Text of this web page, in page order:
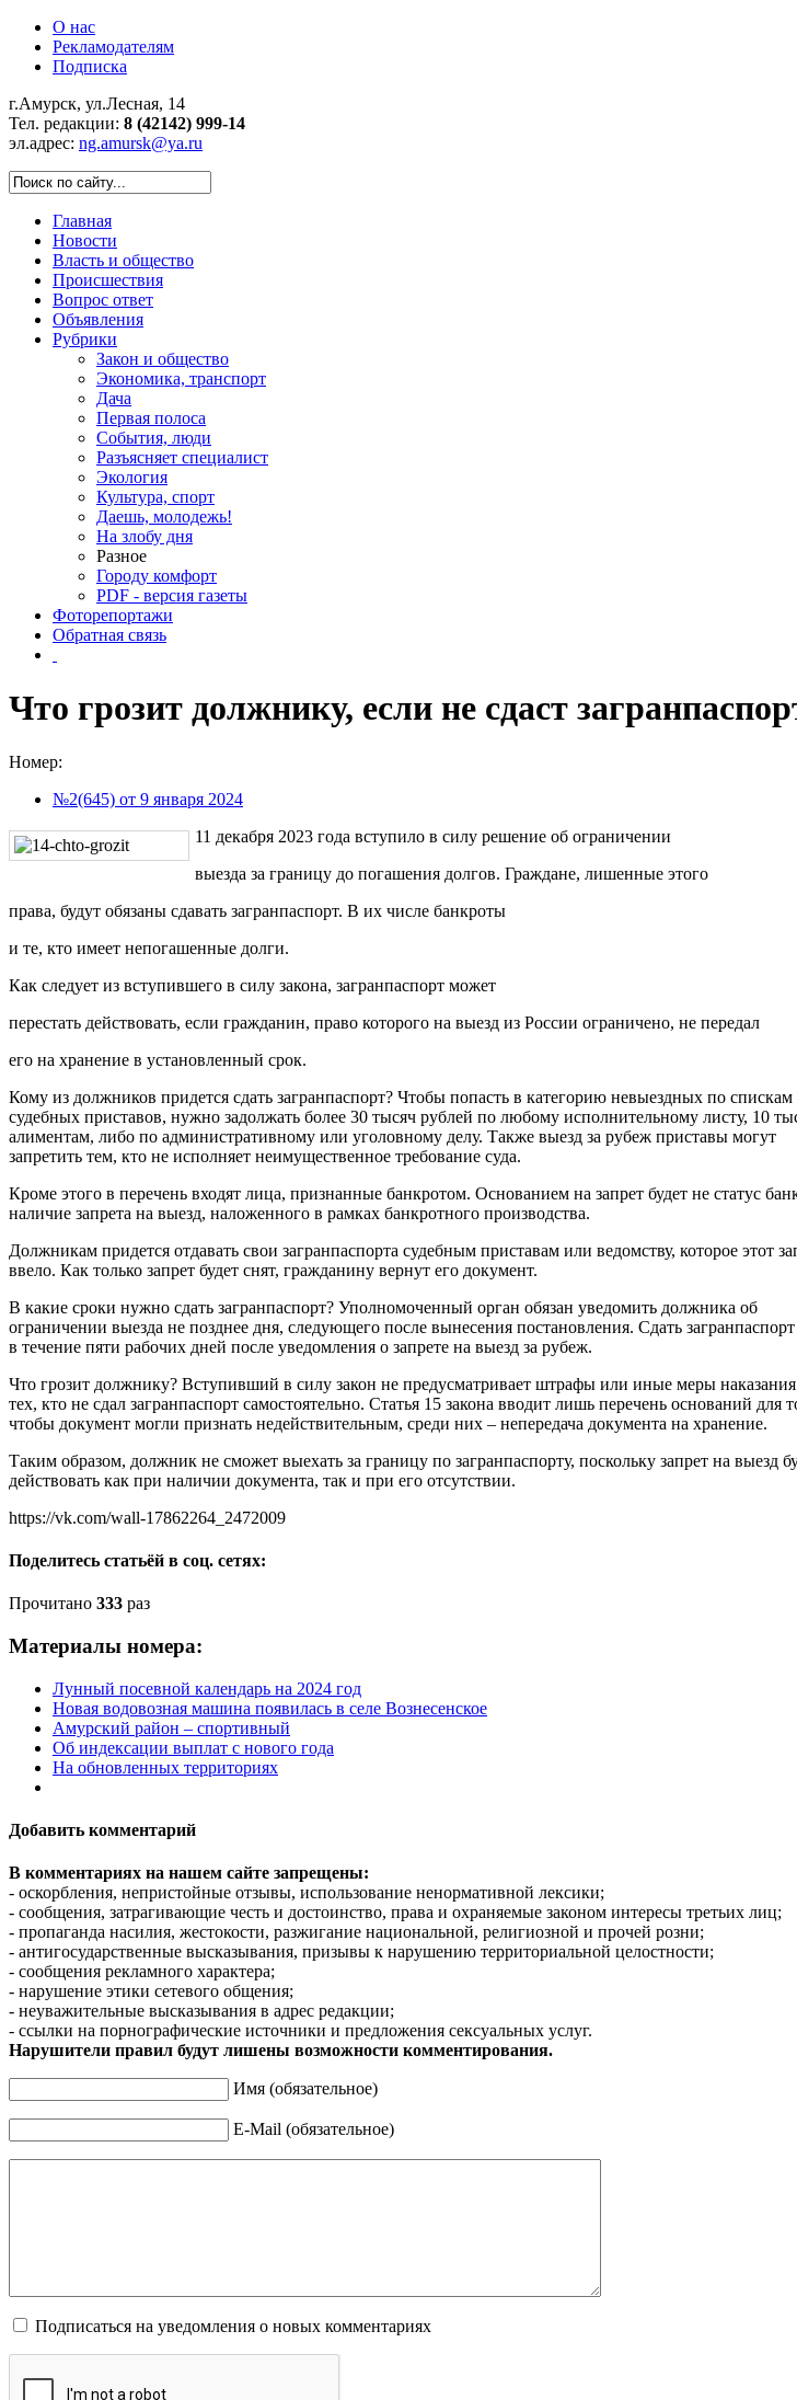
О нас
Рекламодателям
Подписка
г.Амурск, ул.Лесная, 14
Тел. редакции: 8 (42142) 999-14
эл.адрес: ng.amursk@ya.ru
Главная
Новости
Власть и общество
Происшествия
Вопрос ответ
Объявления
Рубрики
Закон и общество
Экономика, транспорт
Дача
Первая полоса
События, люди
Разъясняет специалист
Экология
Культура, спорт
Даешь, молодежь!
На злобу дня
Разное
Городу комфорт
PDF - версия газеты
Фоторепортажи
Обратная связь
Что грозит должнику, если не сдаст
Номер:
№2(645) от 9 января 2024
11 декабря 2023 года вступило в силу решение об ограничении
выезда за границу до погашения долгов. Граждане, лишенные этого
права, будут обязаны сдавать загранпаспорт. В их числе банкроты
и те, кто имеет непогашенные долги.
Как следует из вступившего в силу закона, загранпаспорт может
перестать действовать, если гражданин, право которого на выезд из России ограничено, не передал
его на хранение в установленный срок.
Кому из должников придется сдать загранпаспорт? Чтобы попасть в категорию невыездных по спискам
судебных приставов, нужно задолжать более 30 тысяч рублей по любому исполнительному листу, 10
алиментам, либо по административному или уголовному делу. Также выезд за рубеж приставы могут
запретить тем, кто не исполняет неимущественное требование суда.
Кроме этого в перечень входят лица, признанные банкротом. Основанием на запрет будет не статус
наличие запрета на выезд, наложенного в рамках банкротного производства.
Должникам придется отдавать свои загранпаспорта судебным приставам или ведомству, которое этот
ввело. Как только запрет будет снят, гражданину вернут его документ.
В какие сроки нужно сдать загранпаспорт? Уполномоченный орган обязан уведомить должника об
ограничении выезда не позднее дня, следующего после вынесения постановления. Сдать
в течение пяти рабочих дней после уведомления о запрете на выезд за рубеж.
Что грозит должнику? Вступивший в силу закон не предусматривает штрафы или иные меры
тех, кто не сдал загранпаспорт самостоятельно. Статья 15 закона вводит лишь перечень оснований для
чтобы документ могли признать недействительным, среди них – непередача документа на хранение.
Таким образом, должник не сможет выехать за границу по загранпаспорту, поскольку запрет на выезд
действовать как при наличии документа, так и при его отсутствии.
https://vk.com/wall-17862264_2472009
Поделитесь статьёй в соц. сетях:
Прочитано 333 раз
Материалы номера:
Лунный посевной календарь на 2024 год
Новая водовозная машина появилась в селе Вознесенское
Амурский район – спортивный
Об индексации выплат с нового года
На обновленных территориях
Добавить комментарий
В комментариях на нашем сайте запрещены:
- оскорбления, непристойные отзывы, использование ненормативной лексики;
- сообщения, затрагивающие честь и достоинство, права и охраняемые законом интересы третьих лиц;
- пропаганда насилия, жестокости, разжигание национальной, религиозной и прочей розни;
- антигосударственные высказывания, призывы к нарушению территориальной целостности;
- сообщения рекламного характера;
- нарушение этики сетевого общения;
- неуважительные высказывания в адрес редакции;
- ссылки на порнографические источники и предложения сексуальных услуг.
Нарушители правил будут лишены возможности комментирования.
Имя (обязательное)
E-Mail (обязательное)
Подписаться на уведомления о новых комментариях